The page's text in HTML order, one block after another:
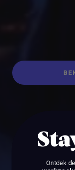
Ontdek